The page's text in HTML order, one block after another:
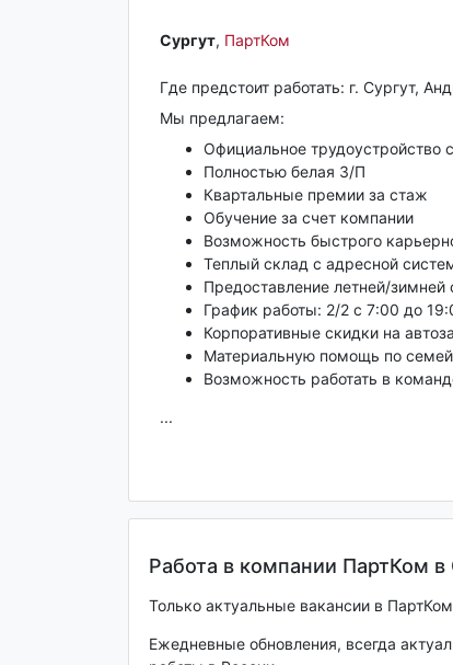
Сургут‎, ПартКом
Где предстоит работать: г. Сургут,
Мы предлагаем:
Официальное трудоустройство
Полностью белая З/П
Квартальные премии за стаж
Обучение за счет компании
Возможность быстрого
Теплый склад с адресной
Предоставление летней/
График работы: 2/2 с 7:00 до
Корпоративные скидки на
Материальную помощь по
Возможность работать в
...
Работа в компании ПартКом в
Только актуальные вакансии в
Ежедневные обновления, всегда